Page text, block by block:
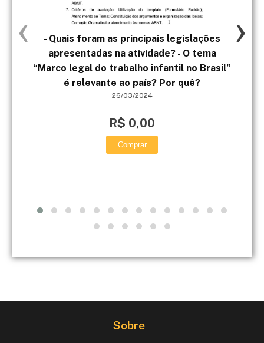
- Quais foram as principais legislações
apresentadas na atividade? - O tema
“Marco legal do trabalho infantil no Brasil”
é relevante ao país? Por quê?
26/03/2024
R$ 0,00
Comprar
‹ ›
Sobre